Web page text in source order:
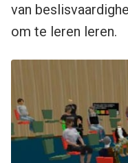
van
om te leren leren.